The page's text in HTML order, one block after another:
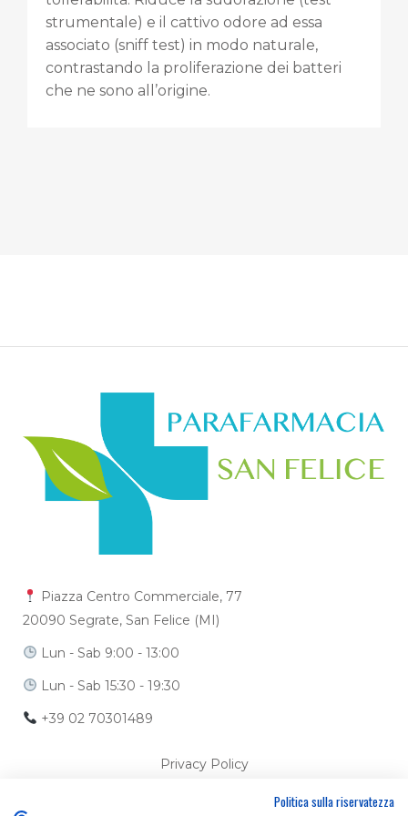
strumentale) e il cattivo odore ad essa
associato (sniff test) in modo naturale,
contrastando la proliferazione dei batteri
che ne sono all’origine.
Piazza Centro Commerciale, 77
20090 Segrate, San Felice (MI)
Lun - Sab 9:00 - 13:00
Lun - Sab 15:30 - 19:30
+39 02 70301489
Privacy Policy
Politica sulla riservatezza